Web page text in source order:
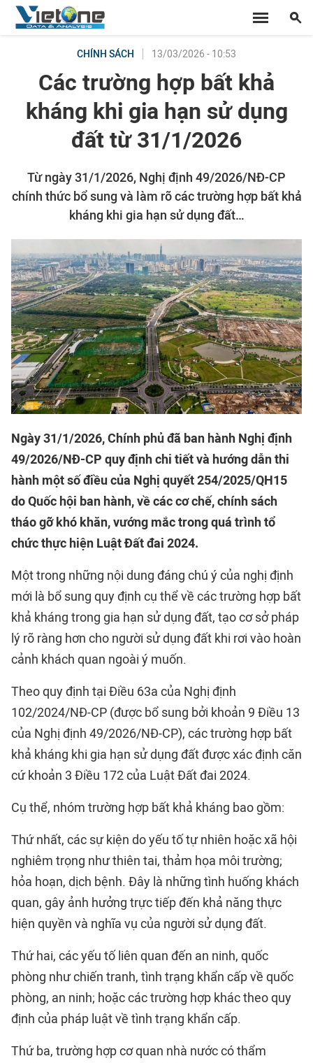
CHÍNH SÁCH 13/03/2026 - 10:53
Các trường hợp bất khả
kháng khi gia hạn sử dụng
đất từ 31/1/2026
Từ ngày 31/1/2026, Nghị định 49/2026/NĐ-CP
chính thức bổ sung và làm rõ các trường hợp bất khả
kháng khi gia hạn sử dụng đất…
Ngày 31/1/2026, Chính phủ đã ban hành Nghị định
49/2026/NĐ-CP quy định chi tiết và hướng dẫn thi
hành một số điều của Nghị quyết 254/2025/QH15
do Quốc hội ban hành, về các cơ chế, chính sách
tháo gỡ khó khăn, vướng mắc trong quá trình tổ
chức thực hiện Luật Đất đai 2024.
Một trong những nội dung đáng chú ý của nghị định
mới là bổ sung quy định cụ thể về các trường hợp bất
khả kháng trong gia hạn sử dụng đất, tạo cơ sở pháp
lý rõ ràng hơn cho người sử dụng đất khi rơi vào hoàn
cảnh khách quan ngoài ý muốn.
Theo quy định tại Điều 63a của Nghị định
102/2024/NĐ-CP (được bổ sung bởi khoản 9 Điều 13
của Nghị định 49/2026/NĐ-CP), các trường hợp bất
khả kháng khi gia hạn sử dụng đất được xác định căn
cứ khoản 3 Điều 172 của Luật Đất đai 2024.
Cụ thể, nhóm trường hợp bất khả kháng bao gồm:
Thứ nhất, các sự kiện do yếu tố tự nhiên hoặc xã hội
nghiêm trọng như thiên tai, thảm họa môi trường;
hỏa hoạn, dịch bệnh. Đây là những tình huống khách
quan, gây ảnh hưởng trực tiếp đến khả năng thực
hiện quyền và nghĩa vụ của người sử dụng đất.
Thứ hai, các yếu tố liên quan đến an ninh, quốc
phòng như chiến tranh, tình trạng khẩn cấp về quốc
phòng, an ninh; hoặc các trường hợp khác theo quy
định của pháp luật về tình trạng khẩn cấp.
Thứ ba, trường hợp cơ quan nhà nước có thẩm